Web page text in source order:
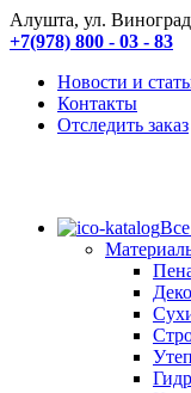
Алушта, ул.
+7(978) 800 - 03 - 83
Новости и
Контакты
Отследить заказ